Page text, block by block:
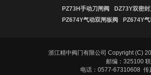
PZ73H手动刀闸阀
DZ73Y双密
PZ674Y气动双闸板阀
PZ674Y
浙江精中阀门有限公司 Copyright (C)
邮编：325100
电话：0577-67310608